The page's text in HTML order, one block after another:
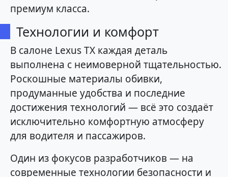
премиум класса.
Технологии и комфорт
В салоне Lexus TX каждая деталь
выполнена с неимоверной тщательностью.
Роскошные материалы обивки,
продуманные удобства и последние
достижения технологий — всё это создаёт
исключительно комфортную атмосферу
для водителя и пассажиров.
Один из фокусов разработчиков — на
современные технологии безопасности и